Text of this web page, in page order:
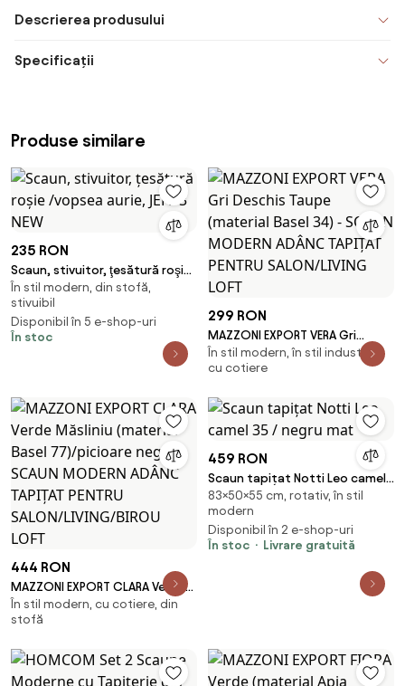
Descrierea produsului
Specificații
Produse similare
235 RON
Scaun, stivuitor, ţesătură roşie
/vopsea aurie, JEFF 3 NEW
În stil modern, din stofă,
stivuibil
Disponibil în 5 e-shop-uri
În stoc
299 RON
MAZZONI EXPORT VERA Gri
Deschis Taupe (material Basel
34) - SCAUN MODERN ADÂNC
LOFT
În stil modern, în stil industrial,
cu cotiere
444 RON
MAZZONI EXPORT CLARA Verde
Măsliniu (material Basel
77)/picioare negre - SCAUN
SALON/LIVING/BIROU LOFT
În stil modern, cu cotiere, din
stofă
459 RON
Scaun tapițat Notti Leo camel
35 / negru mat
83×50×55 cm, rotativ, în stil
modern
Disponibil în 2 e-shop-uri
În stoc
Livrare gratuită